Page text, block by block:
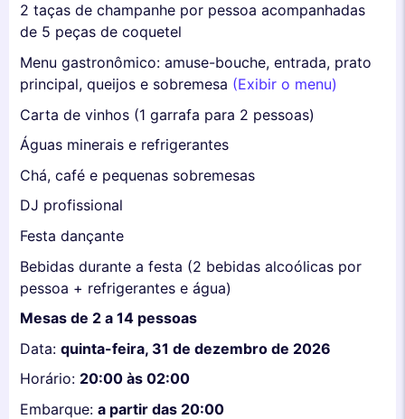
2 taças de champanhe por pessoa acompanhadas
de 5 peças de coquetel
Menu gastronômico: amuse-bouche, entrada, prato
principal, queijos e sobremesa (Exibir o menu)
Carta de vinhos (1 garrafa para 2 pessoas)
Águas minerais e refrigerantes
Chá, café e pequenas sobremesas
DJ profissional
Festa dançante
Bebidas durante a festa (2 bebidas alcoólicas por
pessoa + refrigerantes e água)
Mesas de 2 a 14 pessoas
Data: quinta-feira, 31 de dezembro de 2026
Horário: 20:00 às 02:00
Embarque: a partir das 20:00